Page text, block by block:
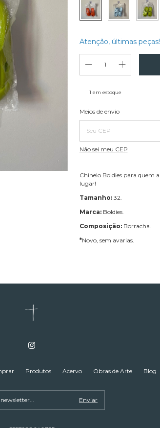
Atenção, últimas peças!
1 em estoque
Entregas para o CEP:
Meios de envio
Não sei meu CEP
Chinelo Boldies para quem
lugar!
Tamanho:32.
Marca:Boldies.
Composição:Borracha.
*Novo, sem avarias.
Produtos Acervo Obras de Arte Blog